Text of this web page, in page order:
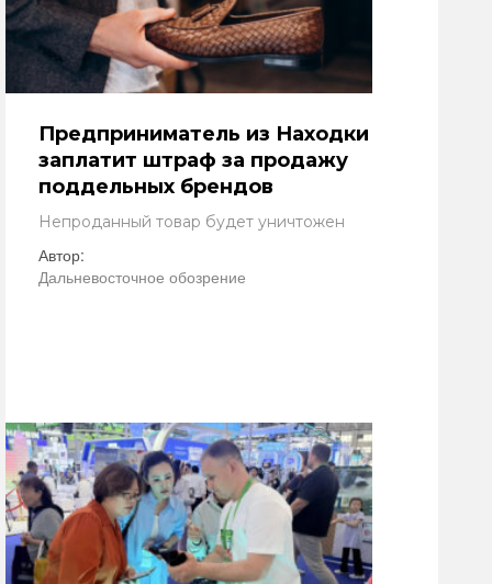
Предприниматель из Находки
заплатит штраф за продажу
поддельных брендов
Непроданный товар будет уничтожен
Автор:
Дальневосточное обозрение